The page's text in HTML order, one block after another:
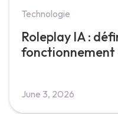
Technologie
Roleplay IA :
fonctionnement
June 3, 2026